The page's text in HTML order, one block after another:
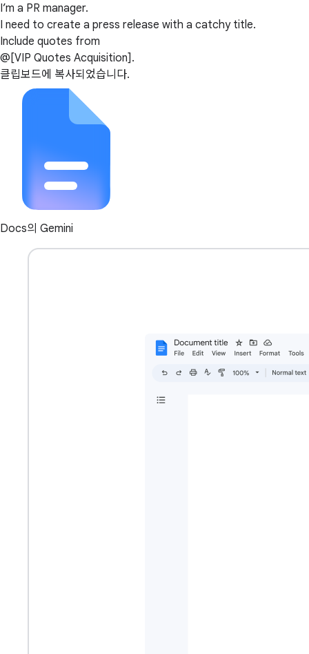
I’m a PR manager.
I need to create a press release with a catchy title.
Include quotes from
@[VIP Quotes Acquisition].
클립보드에 복사되었습니다.
Docs의 Gemini